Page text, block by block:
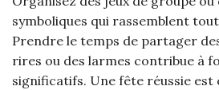
symboliques qui rassemblent
Prendre le temps de partager
rires ou des larmes contribue à
significatifs. Une fête réussie est